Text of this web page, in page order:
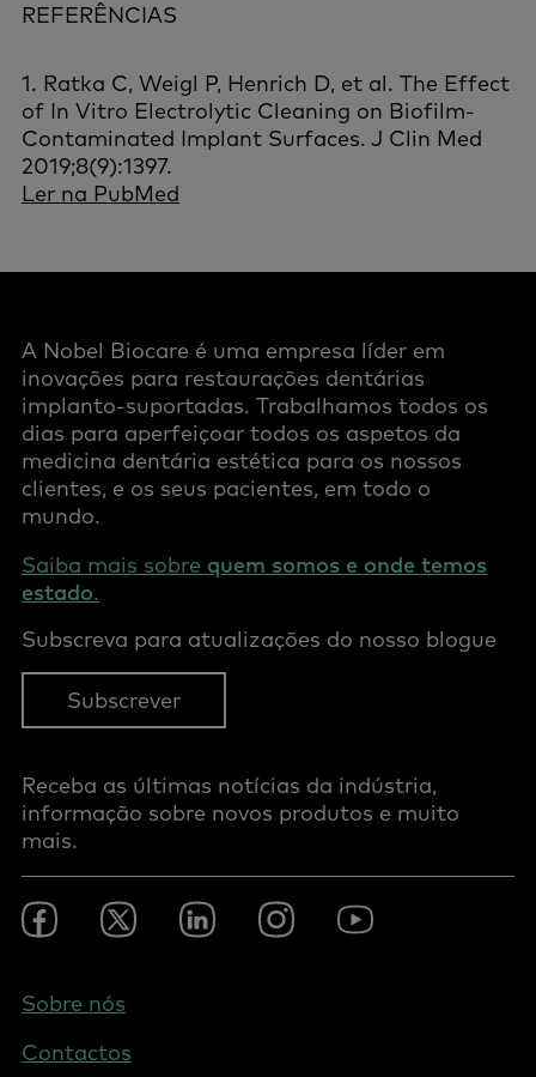
REFERÊNCIAS
1. Ratka C, Weigl P, Henrich D, et al. The Effect
of In Vitro Electrolytic Cleaning on Biofilm-
Contaminated Implant Surfaces. J Clin Med
2019;8(9):1397.
Ler na PubMed
A Nobel Biocare é uma empresa líder em
inovações para restaurações dentárias
implanto-suportadas. Trabalhamos todos os
dias para aperfeiçoar todos os aspetos da
medicina dentária estética para os nossos
clientes, e os seus pacientes, em todo o
mundo.
Saiba mais sobre quem somos e onde temos
estado.
Subscreva para atualizações do nosso blogue
Subscrever
Receba as últimas notícias da indústria,
informação sobre novos produtos e muito
mais.
Footer
Social
Portugal
FacebookTwitter LinkedInInstagramYoutube
Footer
Portugal
Sobre nós
Contactos